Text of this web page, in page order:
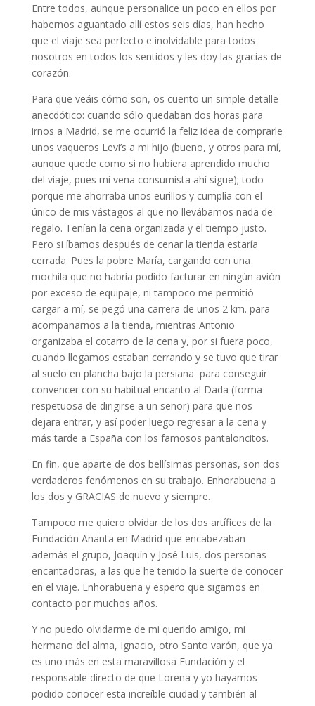
Entre todos, aunque personalice un poco en ellos por
habernos aguantado allí estos seis días, han hecho
que el viaje sea perfecto e inolvidable para todos
nosotros en todos los sentidos y les doy las gracias de
corazón.
Para que veáis cómo son, os cuento un simple detalle
anecdótico: cuando sólo quedaban dos horas para
irnos a Madrid, se me ocurrió la feliz idea de comprarle
unos vaqueros Levi’s a mi hijo (bueno, y otros para mí,
aunque quede como si no hubiera aprendido mucho
del viaje, pues mi vena consumista ahí sigue); todo
porque me ahorraba unos eurillos y cumplía con el
único de mis vástagos al que no llevábamos nada de
regalo. Tenían la cena organizada y el tiempo justo.
Pero si íbamos después de cenar la tienda estaría
cerrada. Pues la pobre María, cargando con una
mochila que no habría podido facturar en ningún avión
por exceso de equipaje, ni tampoco me permitió
cargar a mí, se pegó una carrera de unos 2 km. para
acompañarnos a la tienda, mientras Antonio
organizaba el cotarro de la cena y, por si fuera poco,
cuando llegamos estaban cerrando y se tuvo que tirar
al suelo en plancha bajo la persiana para conseguir
convencer con su habitual encanto al Dada (forma
respetuosa de dirigirse a un señor) para que nos
dejara entrar, y así poder luego regresar a la cena y
más tarde a España con los famosos pantaloncitos.
En fin, que aparte de dos bellísimas personas, son dos
verdaderos fenómenos en su trabajo. Enhorabuena a
los dos y GRACIAS de nuevo y siempre.
Tampoco me quiero olvidar de los dos artífices de la
Fundación Ananta en Madrid que encabezaban
además el grupo, Joaquín y José Luis, dos personas
encantadoras, a las que he tenido la suerte de conocer
en el viaje. Enhorabuena y espero que sigamos en
contacto por muchos años.
Y no puedo olvidarme de mi querido amigo, mi
hermano del alma, Ignacio, otro Santo varón, que ya
es uno más en esta maravillosa Fundación y el
responsable directo de que Lorena y yo hayamos
podido conocer esta increíble ciudad y también al